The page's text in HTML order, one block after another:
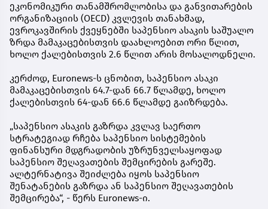
ეკონომიკური თანამშრომლობისა და განვითარების
ორგანიზაციის (OECD) კვლევის თანახმად,
ევროკავშირის ქვეყნებში საპენსიო ასაკის საშუალო
ზრდა მამაკაცებისთვის დაახლოებით ორი წლით,
ხოლო ქალებისთვის 2.6 წლით არის მოსალოდნელი.
კერძოდ, Euronews-ს ცნობით, საპენსიო ასაკი
მამაკაცებისთვის 64.7-დან 66.7 წლამდე, ხოლო
ქალებისთვის 64-დან 66.6 წლამდე გაიზრდება.
„საპენსიო ასაკის გაზრდა კვლავ საერთო
სტრატეგიად რჩება საპენსიო სისტემების
ფინანსური მდგრადობის უზრუნველსაყოფად
საპენსიო შეღავათების შემცირების გარეშე.
ალტერნატივა შეიძლება იყოს საპენსიო
შენატანების გაზრდა ან საპენსიო შეღავათების
შემცირება“, - წერს Euronews-ი.